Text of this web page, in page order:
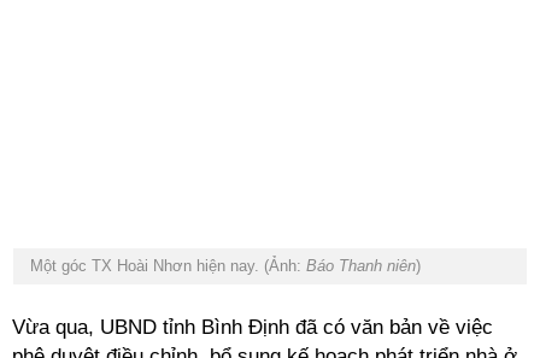
Một góc TX Hoài Nhơn hiện nay. (Ảnh: Báo Thanh niên)
Vừa qua, UBND tỉnh Bình Định đã có văn bản về việc